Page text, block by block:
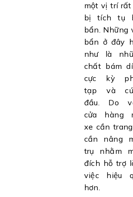
một vị trí rất
bị tích tụ
bẩn. Những
bẩn ở đây
như là
chất bám
cực kỳ
tạp và
đầu. Do
cửa hàng
xe cần
cần nâng
trụ nhằm
đích hỗ trợ
việc hiệu
hơn.